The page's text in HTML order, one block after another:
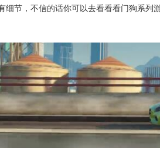
细节，不信的话你可以去看看看门狗系列